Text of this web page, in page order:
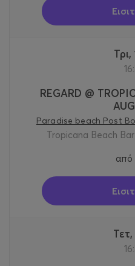
REGARD @
Paradise beach Post
Tropicana Beach
από